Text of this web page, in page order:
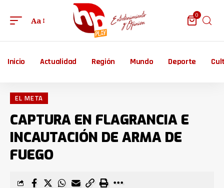
Aa
0
Inicio Actualidad Región Mundo Deporte
EL META
CAPTURA EN FLAGRANCIA E
INCAUTACIÓN DE ARMA DE
FUEGO